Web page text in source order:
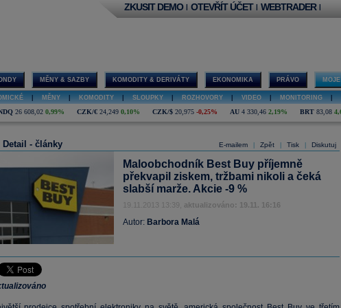
ZKUSIT DEMO | OTEVŘÍT ÚČET | WEBTRADER |
MĚNY & SAZBY KOMODITY & DERIVÁTY EKONOMIKA PRÁVO
MĚNY KOMODITY SLOUPKY ROZHOVORY VIDEO MONITORING
26 608,02 0,99% CZK/€ 24,249 0,10% CZK/$ 20,975 -0,25% AU 4 330,46 2,19% BRT 83,08
E-mailem Zpět Tisk Diskutuj
Detail - články
Maloobchodník Best Buy příjemně
překvapil ziskem, tržbami nikoli a čeká
slabší marže. Akcie -9 %
19.11.2013 13:39, aktualizováno: 19.11. 16:16
Autor: Barbora Malá